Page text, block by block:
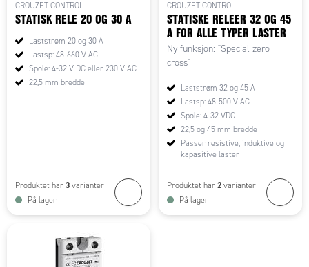
CROUZET CONTROL
STATISK RELE 20 OG 30 A
Laststrøm 20 og 30 A
Lastsp: 48-660 V AC
Spole: 4-32 V DC eller 230 V AC
22,5 mm bredde
Produktet har 3 varianter
På lager
CROUZET CONTROL
STATISKE RELEER 32 OG 45
A FOR ALLE TYPER LASTER
Ny funksjon: "Special zero
cross"
Laststrøm 32 og 45 A
Lastsp: 48-500 V AC
Spole: 4-32 VDC
22,5 og 45 mm bredde
Passer resistive, induktive og
kapasitive laster
Produktet har 2 varianter
På lager